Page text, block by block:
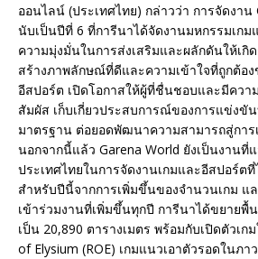
ออนไลน์ (ประเทศไทย) กล่าวว่า การจัดงา
นับเป็นปีที่ 6 ที่การีนาได้จัดงานมหกรรมเก
ความมุ่งมั่นในการส่งเสริมและผลักดันให้เ
สร้างภาพลักษณ์ที่ดีและความเข้าใจที่ถูกต้อง
อีสปอร์ต เปิดโอกาสให้ผู้ที่ชื่นชอบและมีควา
สัมผัส เก็บเกี่ยวประสบการณ์ของการแข่งขั
มาตรฐาน ต่อยอดพัฒนาความสามารถสู่กา
นอกจากนี้แล้ว Garena World ยังเป็นงานที่
ประเทศไทยในการจัดงานเกมและอีสปอร์ต
สำหรับปีนี้จากการเพิ่มขึ้นของจำนวนเกม แ
เข้าร่วมงานที่เพิ่มขึ้นทุกปี การีนาได้ขยายพื้
เป็น 20,890 ตารางเมตร พร้อมกับเปิดตัวเก
of Elysium (ROE) เกมแนวเอาตัวรอดในภ